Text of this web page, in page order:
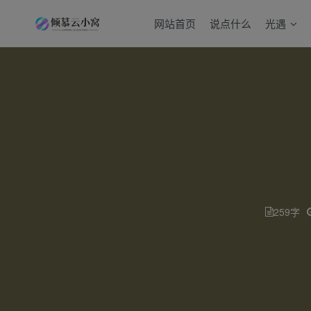
259字
网站首页 说点什么 光遇